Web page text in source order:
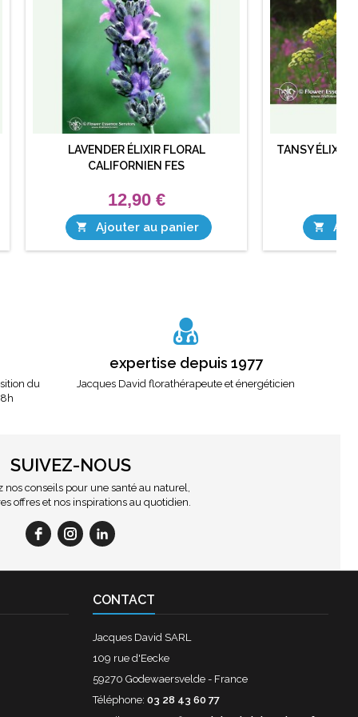
LAVENDER ÉLIXIR FLORAL
CALIFORNIEN FES
12,90 €
 Ajouter au panier
TANSY ÉLIXIR

du
expertise depuis 1977
Jacques David florathérapeute et énergéticien
SUIVEZ-NOUS
nos conseils pour une santé au naturel,
offres et nos inspirations au quotidien.
CONTACT
Jacques David SARL
109 rue d'Eecke
59270 Godewaersvelde - France
Téléphone: 03 28 43 60 77